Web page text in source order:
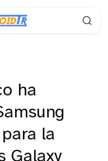
ha
la
Galaxy